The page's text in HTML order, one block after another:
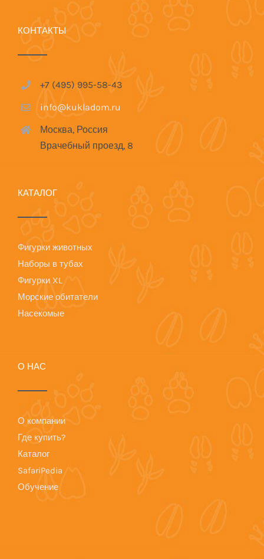
КОНТАКТЫ
+7 (495) 995-58-43
info@kukladom.ru
Москва, Россия
Врачебный проезд, 8
КАТАЛОГ
Фигурки животных
Наборы в тубах
Фигурки XL
Морские обитатели
Насекомые
О НАС
О компании
Где купить?
Каталог
SafariPedia
Обучение